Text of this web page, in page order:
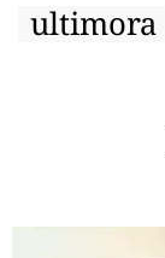
ultimora